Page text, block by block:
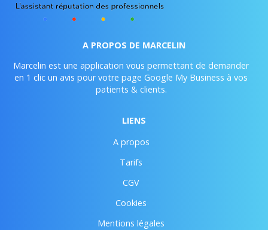
A PROPOS DE MARCELIN
Marcelin est une application vous permettant de demander
en 1 clic un avis pour votre page Google My Business à vos
patients & clients.
LIENS
A propos
Tarifs
CGV
Cookies
Mentions légales